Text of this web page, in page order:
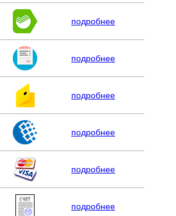
подробнее
подробнее
подробнее
подробнее
подробнее
подробнее